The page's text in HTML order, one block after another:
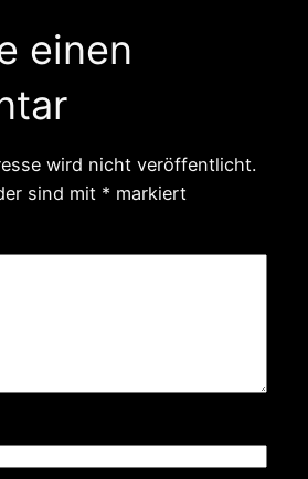
einen
wird nicht veröffentlicht.
sind mit * markiert